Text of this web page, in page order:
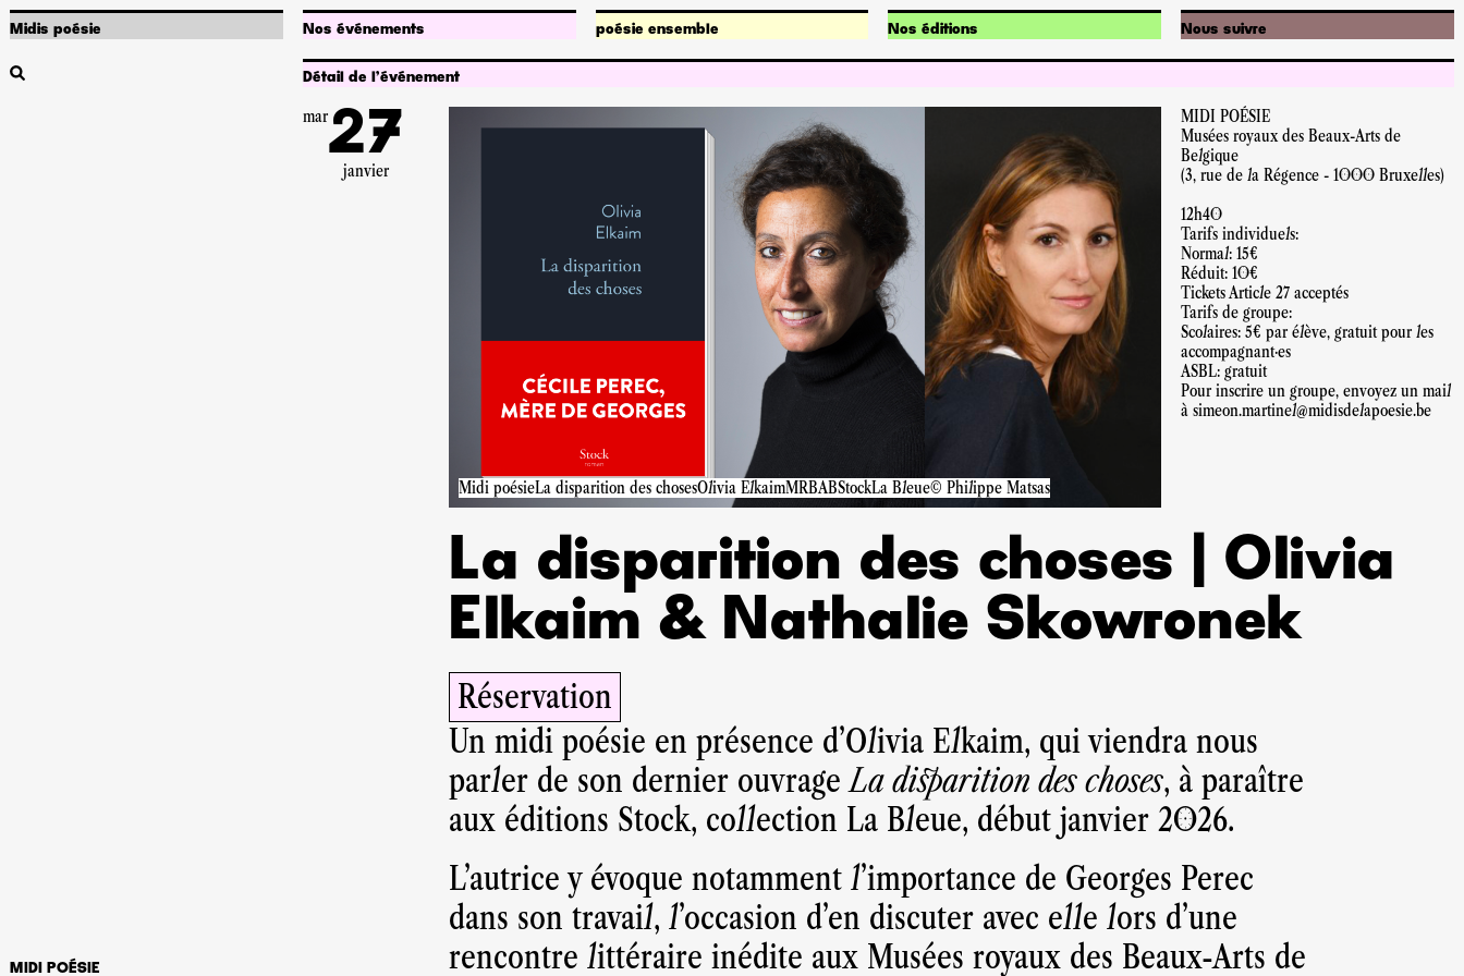
Midis poésie
Infos pratiques
Nos événements
Abonnements
Accessibilité
Poetik Bazar
poésie ensemble
Nos éditions
Nous suivre
Youtube
Newsletter
Détail de l’événement
mar27
janvier
Midi poésieLa disparition des chosesOlivia ElkaimMRBABStockLa Bleue© Philippe Matsas
MIDI POÉSIE
Musées royaux des Beaux-Arts de
Belgique
(3, rue de la Régence - 1000 Bruxelles)
12h40
Tarifs individuels:
Normal: 15€
Réduit: 10€
Tickets Article 27 acceptés
Tarifs de groupe:
Scolaires: 5€ par élève, gratuit pour les
accompagnant·es
ASBL: gratuit
Pour inscrire un groupe, envoyez un mail
à simeon.martinel@midisdelapoesie.be
La disparition des choses | Olivia
Elkaim & Nathalie Skowronek
Réservation
Un midi poésie en présence d’Olivia Elkaim, qui viendra nous
parler de son dernier ouvrageLa disparition des choses, à paraître
aux éditions Stock, collection La Bleue, début janvier 2026.
L’autrice y évoque notamment l’importance de Georges Perec
dans son travail, l’occasion d’en discuter avec elle lors d’une
rencontre littéraire inédite aux Musées royaux des Beaux-Arts de
MIDI POÉSIE